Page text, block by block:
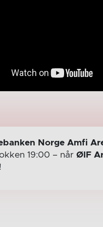
Norge Amfi
19:00 – når ØIF